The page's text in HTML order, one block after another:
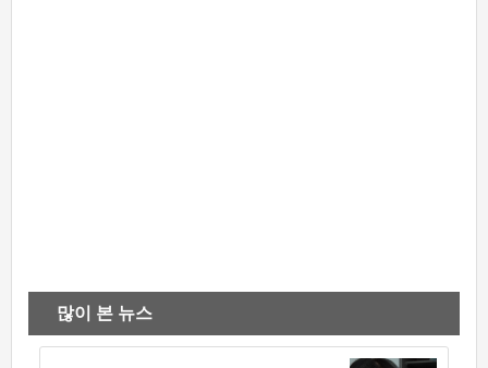
많이 본 뉴스